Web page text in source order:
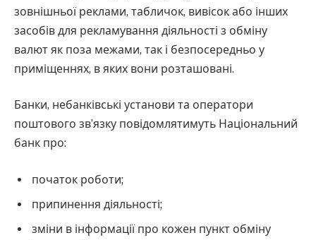
зовнішньої реклами, табличок, вивісок або інших
засобів для рекламування діяльності з обміну
валют як поза межами, так і безпосередньо у
приміщеннях, в яких вони розташовані.
Банки, небанківські установи та оператори
поштового зв’язку повідомлятимуть Національний
банк про:
початок роботи;
припинення діяльності;
зміни в інформації про кожен пункт обміну